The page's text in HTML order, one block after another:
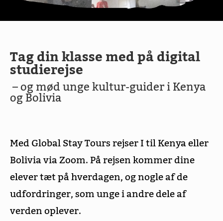
Tag din klasse medpå digital
studierejse
– og mød unge kultur-guider i Kenya
og Bolivia
Med Global Stay Tours rejser I til Kenya eller
Bolivia via Zoom. På rejsen kommer dine
elever tæt på hverdagen, og nogle af de
udfordringer, som unge i andre dele af
verden oplever.